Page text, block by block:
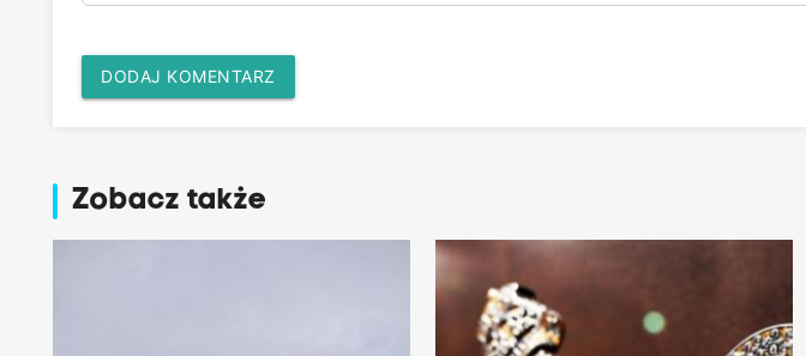
DODAJ KOMENTARZ
Zobacz także